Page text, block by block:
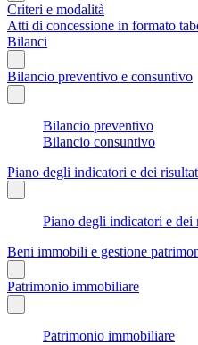
Criteri e modalità
Atti di concessione in formato
Bilanci
Bilancio preventivo e consuntivo
Bilancio preventivo
Bilancio consuntivo
Piano degli indicatori e dei
Piano degli indicatori e
Beni immobili e gestione
Patrimonio immobiliare
Patrimonio immobiliare